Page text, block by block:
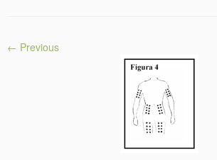
← Previous